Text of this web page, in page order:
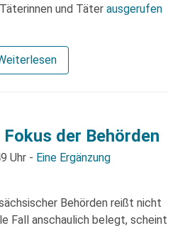
und Täter ausgerufen
der Behörden
Uhr - Eine Ergänzung
Behörden reißt nicht
Fall anschaulich belegt, scheint